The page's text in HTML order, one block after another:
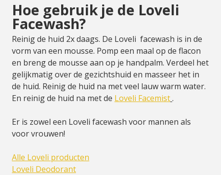
Hoe gebruik je de Loveli
Facewash?
Reinig de huid 2x daags. De Loveli facewash is in de
vorm van een mousse. Pomp een maal op de flacon
en breng de mousse aan op je handpalm. Verdeel het
gelijkmatig over de gezichtshuid en masseer het in
de huid. Reinig de huid na met veel lauw warm water.
En reinig de huid na met de Loveli Facemist.
Er is zowel een Loveli facewash voor mannen als
voor vrouwen!
Alle Loveli producten
Loveli Deodorant